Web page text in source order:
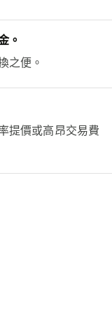
。
之便。
提價或高昂交易費